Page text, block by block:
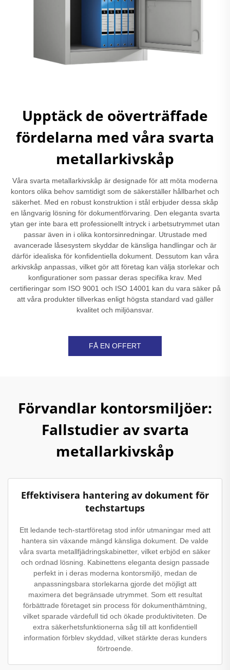
Upptäck de oöverträffade
fördelarna med våra svarta
metallarkivskåp
Våra svarta metallarkivskåp är designade för att möta moderna
kontors olika behov samtidigt som de säkerställer hållbarhet och
säkerhet. Med en robust konstruktion i stål erbjuder dessa skåp
en långvarig lösning för dokumentförvaring. Den eleganta svarta
ytan ger inte bara ett professionellt intryck i arbetsutrymmet utan
passar även in i olika kontorsinredningar. Utrustade med
avancerade låsesystem skyddar de känsliga handlingar och är
därför idealiska för konfidentiella dokument. Dessutom kan våra
arkivskåp anpassas, vilket gör att företag kan välja storlekar och
konfigurationer som passar deras specifika krav. Med
certifieringar som ISO 9001 och ISO 14001 kan du vara säker på
att våra produkter tillverkas enligt högsta standard vad gäller
kvalitet och miljöansvar.
FÅ EN OFFERT
Förvandlar kontorsmiljöer:
Fallstudier av svarta
metallarkivskåp
Effektivisera hantering av dokument för
techstartups
Ett ledande tech-startföretag stod inför utmaningar med att
hantera sin växande mängd känsliga dokument. De valde
våra svarta metallfjädringskabinetter, vilket erbjöd en säker
och ordnad lösning. Kabinettens eleganta design passade
perfekt in i deras moderna kontorsmiljö, medan de
anpassningsbara storlekarna gjorde det möjligt att
maximera det begränsade utrymmet. Som ett resultat
förbättrade företaget sin process för dokumenthämtning,
vilket sparade värdefull tid och ökade produktiviteten. De
extra säkerhetsfunktionerna såg till att konfidentiell
information förblev skyddad, vilket stärkte deras kunders
förtroende.